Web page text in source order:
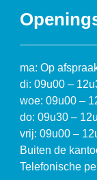
ma: Op
di: 09u00 –
woe: 09u00 –
do: 09u30 –
vrij: 09u00 –
Buiten de
Telefonische